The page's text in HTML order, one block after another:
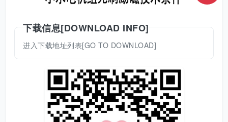
下载信息[DOWNLOAD INFO]
进入下载地址列表[GO TO DOWNLOAD]